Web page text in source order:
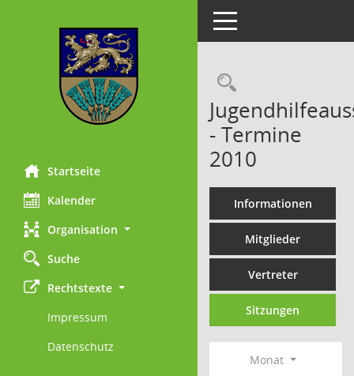
Startseite
Kalender
Organisation
Suche
Rechtstexte
Impressum
Datenschutz
Toggle navigation
- Termine
2010
Informationen
Mitglieder
Vertreter
Sitzungen
Monat